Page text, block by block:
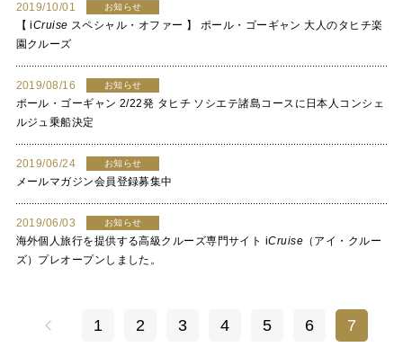
2019/10/01 お知らせ
【iCruise スペシャル・オファー 】 ポール・ゴーギャン 大人のタヒチ楽
園クルーズ
2019/08/16 お知らせ
ポール・ゴーギャン 2/22発 タヒチ ソシエテ諸島コースに日本人コンシェ
ルジュ乗船決定
2019/06/24 お知らせ
メールマガジン会員登録募集中
2019/06/03 お知らせ
海外個人旅行を提供する高級クルーズ専門サイト iCruise （アイ・クルー
ズ）プレオープンしました。
1 2 3 4 5 6 7